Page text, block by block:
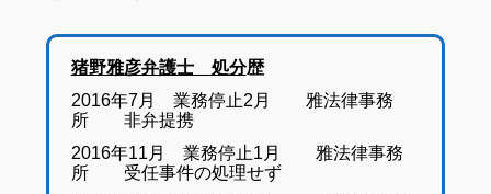
猪野雅彦弁護士 処分歴
2016年7月 業務停止2月 雅法律事務
所 非弁提携
2016年11月 業務停止1月 雅法律事務
所 受任事件の処理せず